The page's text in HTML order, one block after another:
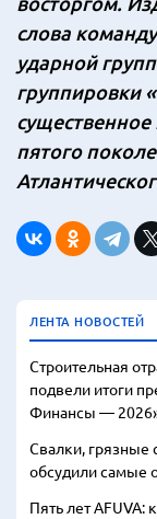
слова
ударной
группировки
пятого
ЛЕНТА НОВОСТЕЙ
Строительная
подвели итоги
Финансы —
Свалки, грязные
обсудили самые
Пять лет